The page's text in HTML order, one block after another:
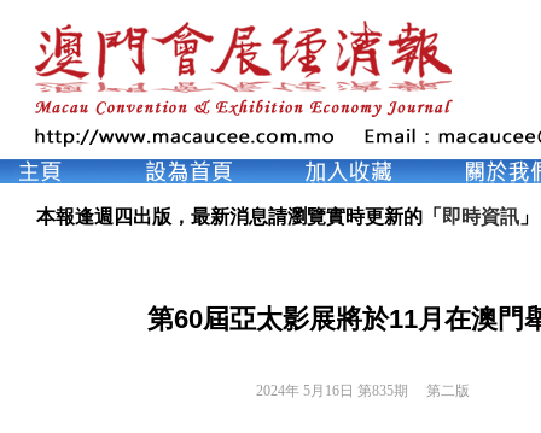
本報逢週四出版，最新消息請瀏覽實時更新的「 即時資訊 」
第60屆亞太影展將於11月在澳門
2024年 5月16日 第835期 第二版